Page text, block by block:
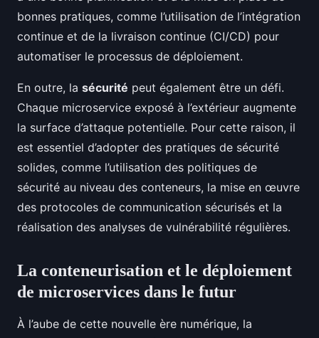
bonnes pratiques, comme l’utilisation de l’intégration
continue et de la livraison continue (CI/CD) pour
automatiser le processus de déploiement.
En outre, la sécurité peut également être un défi.
Chaque microservice exposé à l’extérieur augmente
la surface d’attaque potentielle. Pour cette raison, il
est essentiel d’adopter des pratiques de sécurité
solides, comme l’utilisation des politiques de
sécurité au niveau des conteneurs, la mise en œuvre
des protocoles de communication sécurisés et la
réalisation des analyses de vulnérabilité régulières.
La conteneurisation et le déploiement
de microservices dans le futur
À l’aube de cette nouvelle ère numérique, la